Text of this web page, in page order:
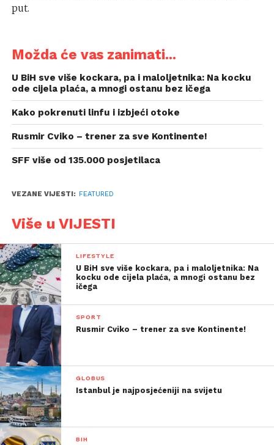
put.
Možda će vas zanimati...
U BiH sve više kockara, pa i maloljetnika: Na kocku
ode cijela plaća, a mnogi ostanu bez ičega
Kako pokrenuti linfu i izbjeći otoke
Rusmir Cviko – trener za sve Kontinente!
SFF više od 135.000 posjetilaca
VEZANE VIJESTI: FEATURED
Više u VIJESTI
LIFESTYLE
U BiH sve više kockara, pa i maloljetnika: Na
kocku ode cijela plaća, a mnogi ostanu bez
ičega
SPORT
Rusmir Cviko – trener za sve Kontinente!
GLOBUS
Istanbul je najposjećeniji na svijetu
BIH